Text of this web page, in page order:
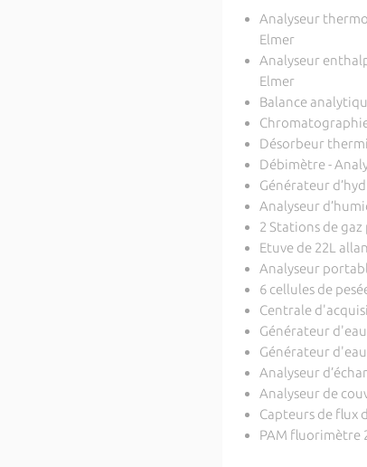
Analyseur
Elmer
Analyseur
Elmer
Balance
Désorbeur
Débimètre -
Générateur
Analyseur
2 Stations de
Etuve de 22L
Analyseur
6 cellules de
Centrale
Générateur
Générateur
Analyseur
Analyseur de
Capteurs de flux
PAM fluorimètre